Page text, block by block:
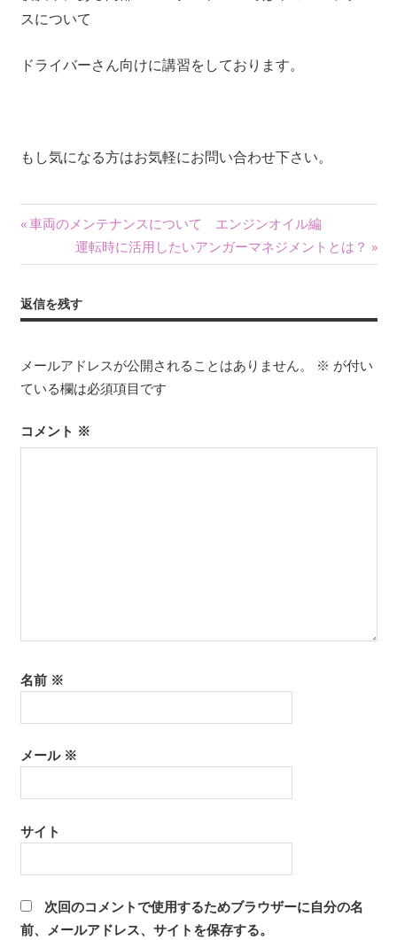
スについて
ドライバーさん向けに講習をしております。
もし気になる方はお気軽にお問い合わせ下さい。
投
稿
ナ
ビ
ゲ
ー
シ
前
記
車両のメンテナンスについて エンジンオイル編
次
の
事:
運転時に活用したいアンガーマネジメントとは？
返信を残す
メールアドレスが公開されることはありません。 ※ が付い
ている欄は必須項目です
コメント ※
名前 ※
メール ※
サイト
次回のコメントで使用するためブラウザーに自分の名
前、メールアドレス、サイトを保存する。